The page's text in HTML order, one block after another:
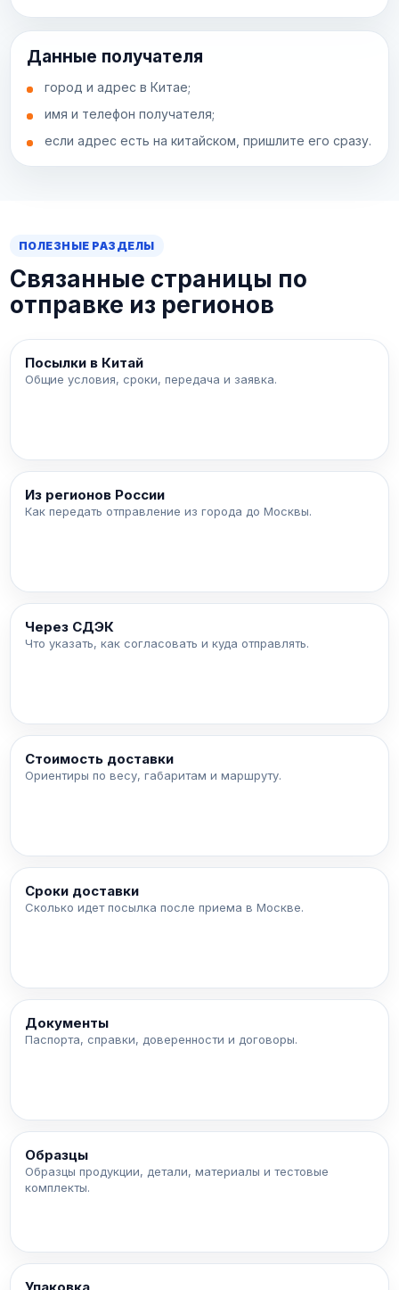
Данные получателя
город и адрес в Китае;
имя и телефон получателя;
если адрес есть на китайском, пришлите его сразу.
ПОЛЕЗНЫЕ РАЗДЕЛЫ
Связанные страницы по
отправке из регионов
Посылки в Китай
Общие условия, сроки, передача и заявка.
Из регионов России
Как передать отправление из города до Москвы.
Через СДЭК
Что указать, как согласовать и куда отправлять.
Стоимость доставки
Ориентиры по весу, габаритам и маршруту.
Сроки доставки
Сколько идет посылка после приема в Москве.
Документы
Паспорта, справки, доверенности и договоры.
Образцы
Образцы продукции, детали, материалы и тестовые
комплекты.